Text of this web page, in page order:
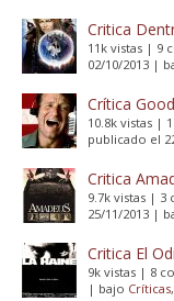
Critica
11k vistas | 9
02/10/2013 |
Crítica
10.8k vistas |
publicado el
Critica
9.7k vistas | 3
25/11/2013 |
Critica El
9k vistas | 8
| bajo Críticas,